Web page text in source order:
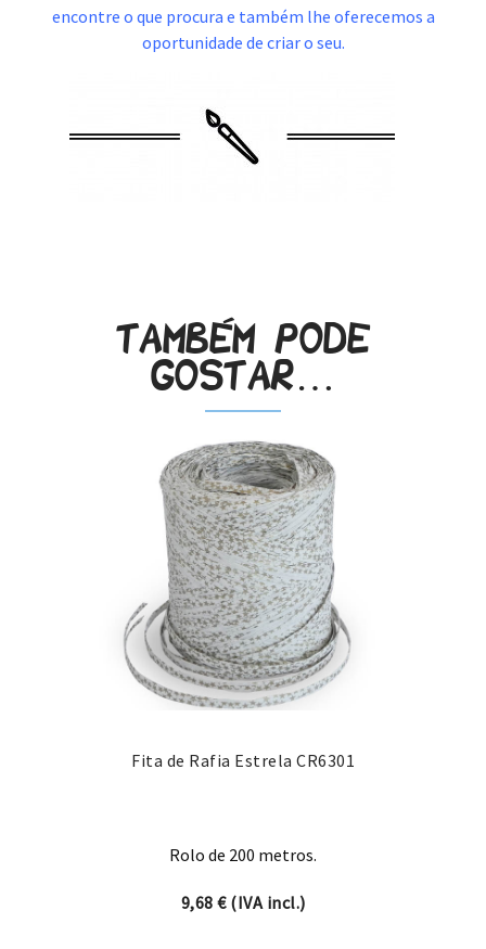
encontre o que procura e também lhe oferecemos a
oportunidade de criar o seu.
Também pode
gostar…
Fita de Rafia Estrela CR6301
Rolo de 200 metros.
9,68 €(IVA incl.)